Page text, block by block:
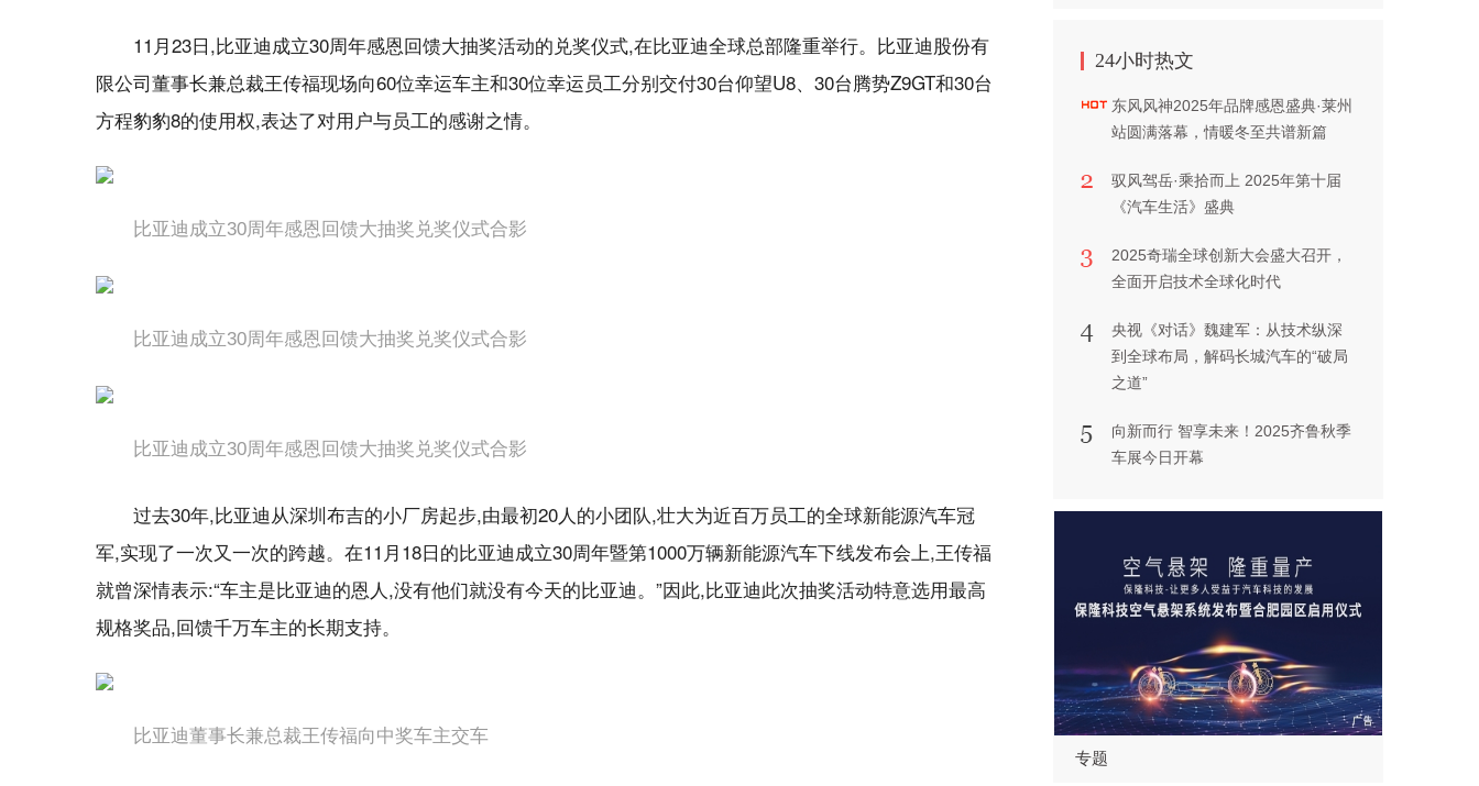
11月23日,比亚迪成立30周年感恩回馈大抽奖活动的兑奖仪式,在比亚迪全球总部隆重举行。比亚迪股份有
限公司董事长兼总裁王传福现场向60位幸运车主和30位幸运员工分别交付30台仰望U8、30台腾势Z9GT和30台
方程豹豹8的使用权,表达了对用户与员工的感谢之情。
比亚迪成立30周年感恩回馈大抽奖兑奖仪式合影
比亚迪成立30周年感恩回馈大抽奖兑奖仪式合影
比亚迪成立30周年感恩回馈大抽奖兑奖仪式合影
过去30年,比亚迪从深圳布吉的小厂房起步,由最初20人的小团队,壮大为近百万员工的全球新能源汽车冠
军,实现了一次又一次的跨越。在11月18日的比亚迪成立30周年暨第1000万辆新能源汽车下线发布会上,王传福
就曾深情表示:“车主是比亚迪的恩人,没有他们就没有今天的比亚迪。”因此,比亚迪此次抽奖活动特意选用最高
规格奖品,回馈千万车主的长期支持。
比亚迪董事长兼总裁王传福向中奖车主交车
24小时热文
东风风神2025年品牌感恩盛典·莱州
站圆满落幕，情暖冬至共谱新篇
驭风驾岳·乘拾而上 2025年第十届
《汽车生活》盛典
2025奇瑞全球创新大会盛大召开，
全面开启技术全球化时代
央视《对话》魏建军：从技术纵深
到全球布局，解码长城汽车的“破局
之道”
向新而行 智享未来！2025齐鲁秋季
车展今日开幕
专题